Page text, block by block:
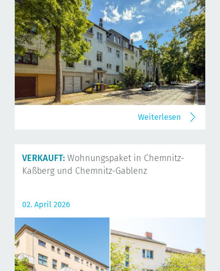
Weiterlesen
VERKAUFT: Wohnungspaket in Chemnitz-
Kaßberg und Chemnitz-Gablenz
02. April 2026